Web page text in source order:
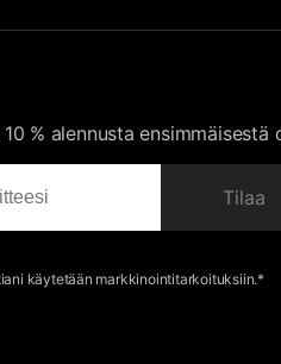
% alennusta ensimmäisestä
Tilaa
käytetään markkinointitarkoituksiin.*